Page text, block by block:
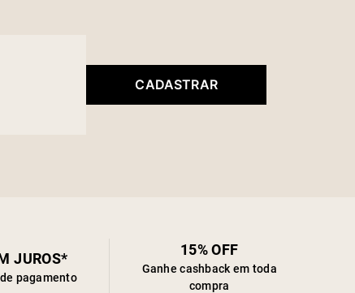
CADASTRAR
JUROS*
pagamento
15% OFF
Ganhe cashback em toda
compra